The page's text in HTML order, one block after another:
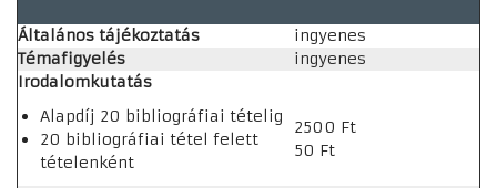
Általános tájékoztatás
ingyenes
Témafigyelés
ingyenes
Irodalomkutatás
Alapdíj 20 bibliográfiai tételig
20 bibliográfiai tétel felett
tételenként
2500 Ft
50 Ft